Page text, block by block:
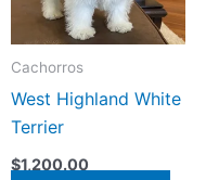
Cachorros
West Highland White
Terrier
$1,200.00